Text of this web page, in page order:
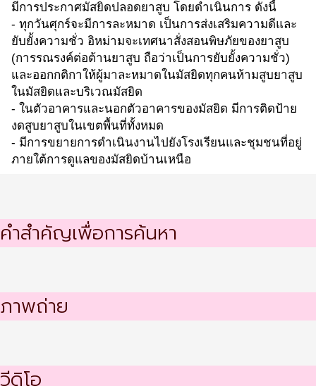
มีการประกาศมัสยิดปลอดยาสูบ โดยดำเนินการ ดังนี้
- ทุกวันศุกร์จะมีการละหมาด เป็นการส่งเสริมความดีและ
ยับยั้งความชั่ว อิหม่ามจะเทศนาสั่งสอนพิษภัยของยาสูบ
(การรณรงค์ต่อต้านยาสูบ ถือว่าเป็นการยับยั้งความชั่ว)
และออกกติกาให้ผู้มาละหมาดในมัสยิดทุกคนห้ามสูบยาสูบ
ในมัสยิดและบริเวณมัสยิด
- ในตัวอาคารและนอกตัวอาคารของมัสยิด มีการติดป้าย
งดสูบยาสูบในเขตพื้นที่ทั้งหมด
- มีการขยายการดำเนินงานไปยังโรงเรียนและชุมชนที่อยู่
ภายใต้การดูแลของมัสยิดบ้านเหนือ
คำสำคัญเพื่อการค้นหา
ภาพถ่าย
วีดิโอ